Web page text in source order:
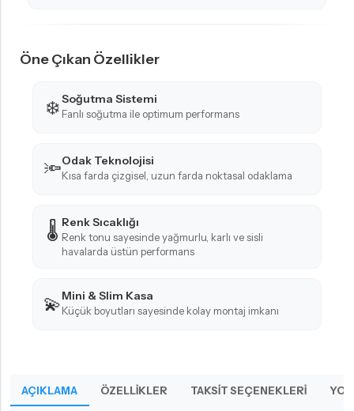
Öne Çıkan Özellikler
❄️Soğutma Sistemi
Fanlı soğutma ile optimum performans
🔦Odak Teknolojisi
Kısa farda çizgisel, uzun farda noktasal odaklama
🌡️ Renk Sıcaklığı
Renk tonu sayesinde yağmurlu, karlı ve sisli
havalarda üstün performans
💫Mini & Slim Kasa
Küçük boyutları sayesinde kolay montaj imkanı
AÇIKLAMA ÖZELLIKLER TAKSIT SEÇENEKLERI